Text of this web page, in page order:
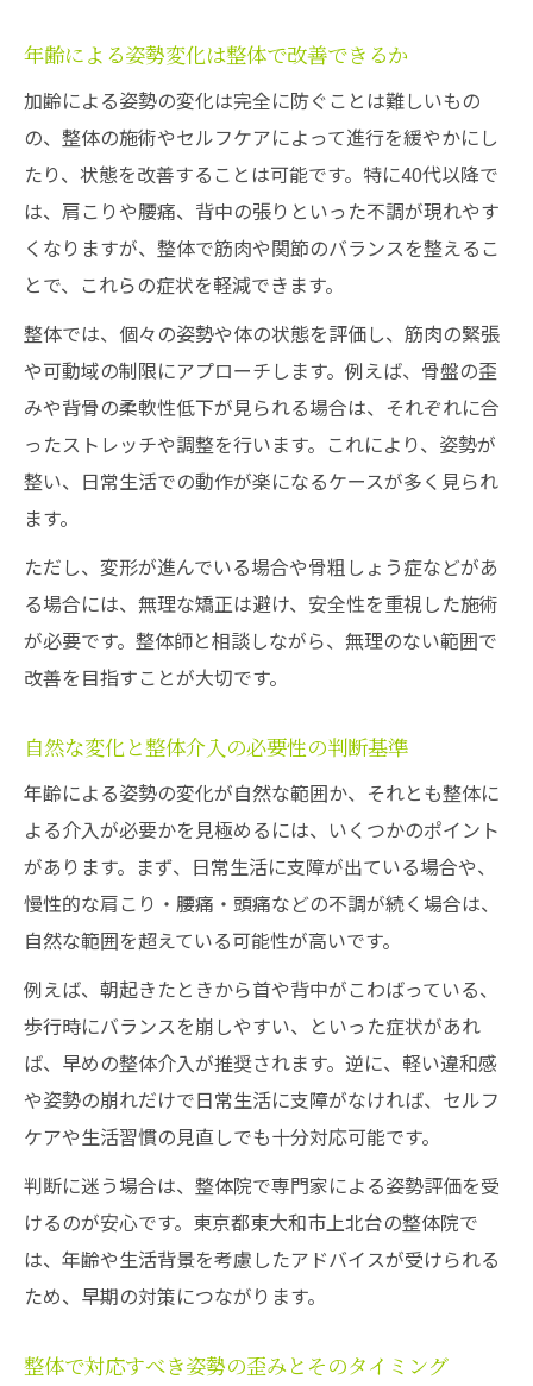
年齢による姿勢変化は整体で改善できるか
加齢による姿勢の変化は完全に防ぐことは難しいもの
の、整体の施術やセルフケアによって進行を緩やかにし
たり、状態を改善することは可能です。特に40代以降で
は、肩こりや腰痛、背中の張りといった不調が現れやす
くなりますが、整体で筋肉や関節のバランスを整えるこ
とで、これらの症状を軽減できます。
整体では、個々の姿勢や体の状態を評価し、筋肉の緊張
や可動域の制限にアプローチします。例えば、骨盤の歪
みや背骨の柔軟性低下が見られる場合は、それぞれに合
ったストレッチや調整を行います。これにより、姿勢が
整い、日常生活での動作が楽になるケースが多く見られ
ます。
ただし、変形が進んでいる場合や骨粗しょう症などがあ
る場合には、無理な矯正は避け、安全性を重視した施術
が必要です。整体師と相談しながら、無理のない範囲で
改善を目指すことが大切です。
自然な変化と整体介入の必要性の判断基準
年齢による姿勢の変化が自然な範囲か、それとも整体に
よる介入が必要かを見極めるには、いくつかのポイント
があります。まず、日常生活に支障が出ている場合や、
慢性的な肩こり・腰痛・頭痛などの不調が続く場合は、
自然な範囲を超えている可能性が高いです。
例えば、朝起きたときから首や背中がこわばっている、
歩行時にバランスを崩しやすい、といった症状があれ
ば、早めの整体介入が推奨されます。逆に、軽い違和感
や姿勢の崩れだけで日常生活に支障がなければ、セルフ
ケアや生活習慣の見直しでも十分対応可能です。
判断に迷う場合は、整体院で専門家による姿勢評価を受
けるのが安心です。東京都東大和市上北台の整体院で
は、年齢や生活背景を考慮したアドバイスが受けられる
ため、早期の対策につながります。
整体で対応すべき姿勢の歪みとそのタイミング